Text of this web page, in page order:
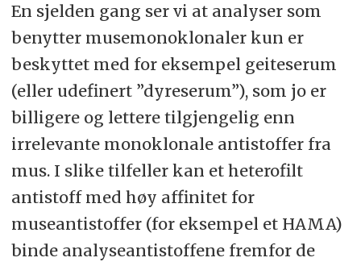
En sjelden gang ser vi at analyser som
benytter musemonoklonaler kun er
beskyttet med for eksempel geiteserum
(eller udefinert ”dyreserum”), som jo er
billigere og lettere tilgjengelig enn
irrelevante monoklonale antistoffer fra
mus. I slike tilfeller kan et heterofilt
antistoff med høy affinitet for
museantistoffer (for eksempel et HAMA)
binde analyseantistoffene fremfor de